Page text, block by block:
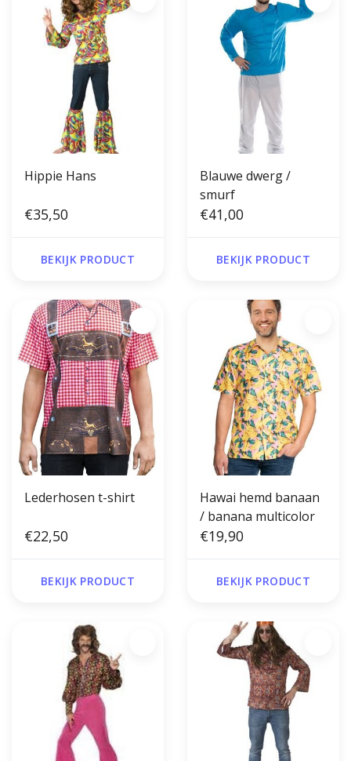
Hippie Hans
€35,50
BEKIJK PRODUCT
Blauwe dwerg /
smurf
€41,00
BEKIJK PRODUCT
Lederhosen t-shirt
€22,50
BEKIJK PRODUCT
Hawai hemd banaan
/ banana multicolor
€19,90
BEKIJK PRODUCT